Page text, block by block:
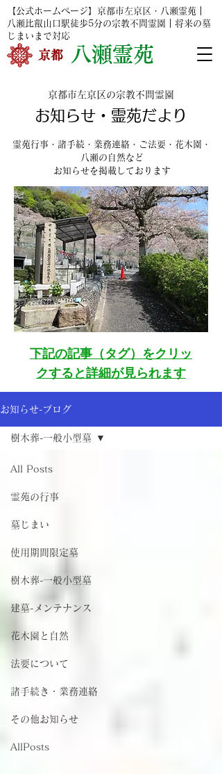
​京都 ​八瀬霊苑
【公式ホームページ】京都市左京区・八瀬霊苑｜
八瀬比叡山口駅徒歩5分の宗教不問霊園｜将来の墓
じまいまで対応
京都市左京区の宗教不問霊園
お知らせ・霊苑だより
霊苑行事・諸手続・業務連絡・ご法要・花木園・
八瀬の自然など
お知らせを掲載しております
下記の記事（タグ）をクリッ
クすると詳細が見られます
お知らせ-ブログ
All Posts
霊苑の行事
墓じまい
使用期間限定墓
樹木葬-一般小型墓
建墓-メンテナンス
花木園と自然
法要について
諸手続き・業務連絡
その他お知らせ
AllPosts
樹木葬-一般小型墓